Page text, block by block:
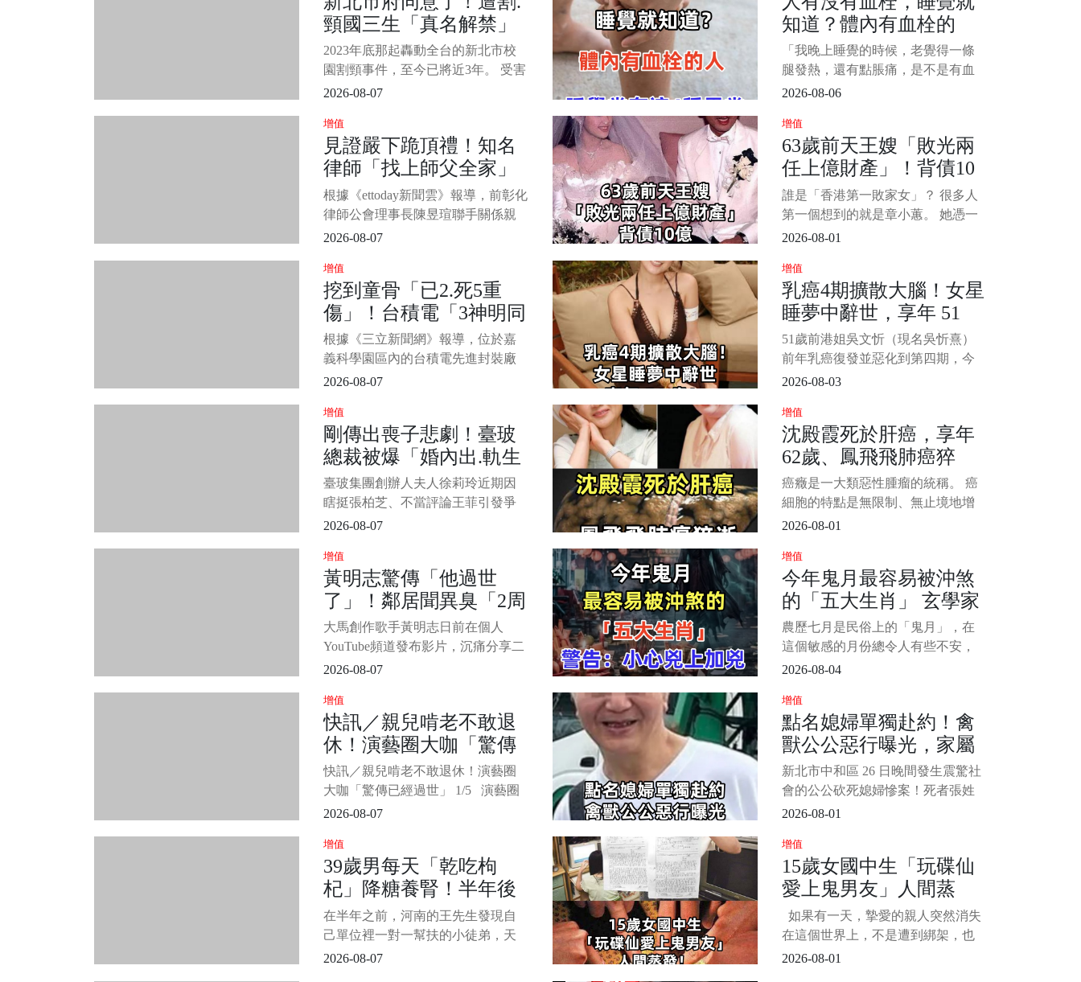
內容顯示，女童遭到20歲男子岡薩
雷斯侵犯，讓父母悲憤不已。 1/3
圖片來源：ETtod
頸國三生「真名解禁」
原因曝光 爸痛哭：不
再是無名氏
2023年底那起轟動全台的新北市校
園割頸事件，至今已將近3年。 受害
學生的雙親這段時間不停四處陳
成新聞裡的匿名符號。 如今他們的
心願終於達成，新北市政府昨日正
式核准，同意在公益目的下公開受
害學生的真實姓名「楊承勳」。 1/3
2026-08-07
增值
見證嚴下跪頂禮！知名
律師「找上師父全家」
詐慈濟10億 「睡黃金
堆」照片曝光
根據《ettoday新聞雲》報導，前彰化
律師公會理事長陳昱瑄聯手關係親
密的「道德經老師」李世宗一家
基金會有意採購BNT疫苗時，李世
宗的大兒子李易儒以掮客身分主動
接觸慈濟，陳昱瑄與李易儒初次拜
會證嚴法師時，立即使出佛教最高
敬禮「下跪頂禮」，透過精心設計
的話術，
2026-08-07
增值
挖到童骨「已2.死5重
傷」！台積電「3神明同
時駐駕」畫面曝光 急請
布袋戲鎮壓
根據《三立新聞網》報導，位於嘉
義科學園區內的台積電先進封裝廠
區，今日適逢關聖帝君聖誕千秋，
祈願工程平安順遂。 廠區內臨時搭
設的鐵皮屋神壇首度曝光，三尊神
像依序為土地公、關公及地藏王，
供桌擺滿祝賀壽塔，場面莊嚴肅
穆。
2026-08-07
增值
剛傳出喪子悲劇！臺玻
總裁被爆「婚內出.軌生
女」小.三竟是「八點檔
女星」
臺玻集團創辦人夫人徐莉玲近期因
瞎挺張柏芝、不當評論王菲引發爭
議，又傳出喪子悲劇，使她與臺玻
目。 根據《ETtoday新聞雲》報導，
林伯實過往曾在婚姻期間與知名女
演員發生婚外情，並育有一名私生
女，雙方還曾為此鬧上法院。 而這
位女星如今已徹底退出演藝圈，
2026-08-07
增值
黃明志驚傳「他過世
了」！鄰居聞異臭「2周
後才發現」
大馬創作歌手黃明志日前在個人
YouTube頻道發布影片，沉痛分享二
舅王光文數月前於異國孤獨辭世的
居察覺異味報案尋獲，令他悲痛不
已。 圖片來源：《ETtoday》 1/4 根
據《ETtoday星光雲》報導，黃明志
透露，二舅享年
2026-08-07
增值
快訊／親兒啃老不敢退
休！演藝圈大咖「驚傳
已經過世」
快訊／親兒啃老不敢退休！演藝圈
大咖「驚傳已經過世」 1/5 演藝圈
傳來令人心碎的消息！殿堂級填詞
逝，享壽76歲。 這項令人震驚的消
息，由他的摯友鍾志光親自證實。
今年3月因突發中風而長期臥床的黎
彼得，最終仍不敵
2026-08-07
增值
39歲男每天「乾吃枸
杞」降糖養腎！半年後
檢查「連醫生都傻住」
在半年之前，河南的王先生發現自
己單位裡一對一幫扶的小徒弟，天
天抱著個保溫杯喝枸杞泡水。 一開
2026-08-07
查。 1/6 中醫師吳宏乾在《健康
2.0》節目中表示，藉由觀察反射區
域能夠掌握健康狀況，臉部與耳朵
的大腸反射區都能
知道？體內有血栓的
人，睡覺常有這4種異常
「我晚上睡覺的時候，老覺得一條
腿發熱，還有點脹痛，是不是有血
栓啊？」 一位年近六十的計程車司
會覺得，血栓這種事，一定是和醫
院有關，要麼是腦梗、要麼是肺栓
塞，和日常生活沒什麼關係。 其
實，身體的信號，往往不是在醫
院，而是在床上最容易被發現。
1/15
2026-08-06
增值
63歲前天王嫂「敗光兩
任上億財產」！背債10
億「45歲復出拍海片」
近況令人咋舌...
誰是「香港第一敗家女」？ 很多人
第一個想到的就是章小蕙。 她憑一
己之力讓兩任億萬富豪破產，自己
億）。 為了翻身，45歲的她不惜接
拍[大尺度]電影，轟動全城。 如今62
歲的她回看半生，坦言最後悔的就
是嫁給鍾鎮濤。 1/8
2026-08-01
增值
乳癌4期擴散大腦！女星
睡夢中辭世，享年 51
歲！2愛女悲慟送別...
51歲前港姐吳文忻（現名吳忻熹）
前年乳癌復發並惡化到第四期，今
家屬於她社群宣佈辭世噩耗：「致
悲痛和不捨的心情告訴大家，阿Nat
已於今早在醫院睡夢中安詳離世。
1/4 Natalie 是在星期日晚入院，在
最後的日子家人和最好的朋友
2026-08-03
增值
沈殿霞死於肝癌，享年
62歲、鳳飛飛肺癌猝
逝，享年60歲！「這10
大食品」能不碰就不碰
癌癥是一大類惡性腫瘤的統稱。 癌
細胞的特點是無限制、無止境地增
生，使患者體內的營養物質被大量
人體產生一系列癥狀；癌細胞還可
轉移到全身各處生長繁殖，導致人
體消瘦、無力、貧血、食欲不振、
發熱以及嚴重的臟器功能受損等
等。 1/5 &nbs
2026-08-01
增值
今年鬼月最容易被沖煞
的「五大生肖」 玄學家
警告：小心「兇上加
兇」
農歷七月是民俗上的「鬼月」，在
這個敏感的月份總令人有些不安，
所以我們寧可信其有，遵從老祖宗
平安之外，說不定還能帶來好運。
下面小編為大家盤點在鬼月容易被
沖煞的生肖排行，趕緊來看看吧！
看看這裡面是否有你的生肖。 1/6
2026-08-04
增值
點名媳婦單獨赴約！禽
獸公公惡行曝光，家屬
痛揭她生前被騷擾經
過...
新北市中和區 26 日晚間發生震驚社
會的公公砍死媳婦慘案！死者張姓
女店長獨自前往公婆住處接 4 歲女
刀身亡。 死者弟弟獨家接受採訪，
還原案發當天公公如何點名要求姊
姊親自來接小孩，質疑根本是精心
布局的奪命陷阱。 更令人不寒而慄
的是，檢警相驗後發現
2026-08-01
增值
15歲女國中生「玩碟仙
愛上鬼男友」人間蒸
發！14年後「家屬收到
150字書信」徹底崩潰
如果有一天，摯愛的親人突然消失
在這個世界上，不是遭到綁架，也
不是被歹徒害命，而是就這樣失蹤
2026-08-01